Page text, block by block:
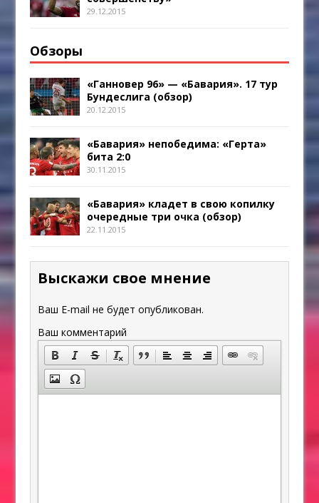
29.12.2015
Обзоры
«Ганновер 96» — «Бавария». 17 тур
Бундеслига (обзор)
20.12.2015
«Бавария» непобедима: «Герта»
бита 2:0
30.11.2015
«Бавария» кладет в свою копилку
очередные три очка (обзор)
22.11.2015
Выскажи свое мнение
Ваш E-mail не будет опубликован.
Ваш комментарий